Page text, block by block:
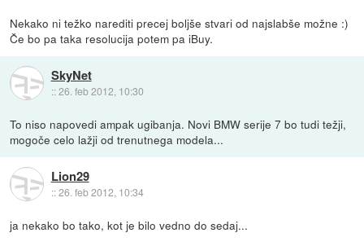
Nekako ni težko narediti precej boljše stvari od najslabše možne :)
Če bo pa taka resolucija potem pa iBuy.
SkyNet
::26. feb 2012, 10:30
To niso napovedi ampak ugibanja. Novi BMW serije 7 bo tudi težji,
mogoče celo lažji od trenutnega modela...
Lion29
::26. feb 2012, 10:34
ja nekako bo tako, kot je bilo vedno do sedaj...